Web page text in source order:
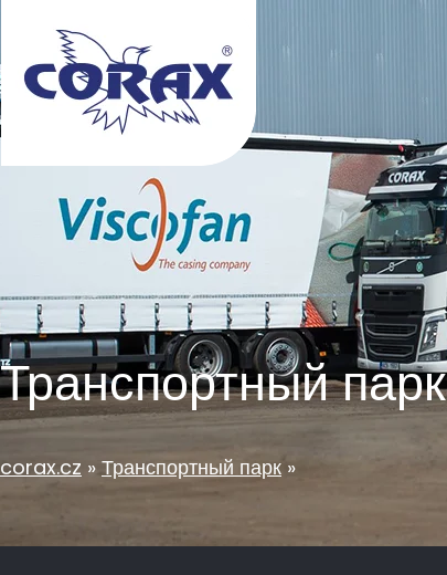
Транспортный парк
corax.cz Транспортный парк